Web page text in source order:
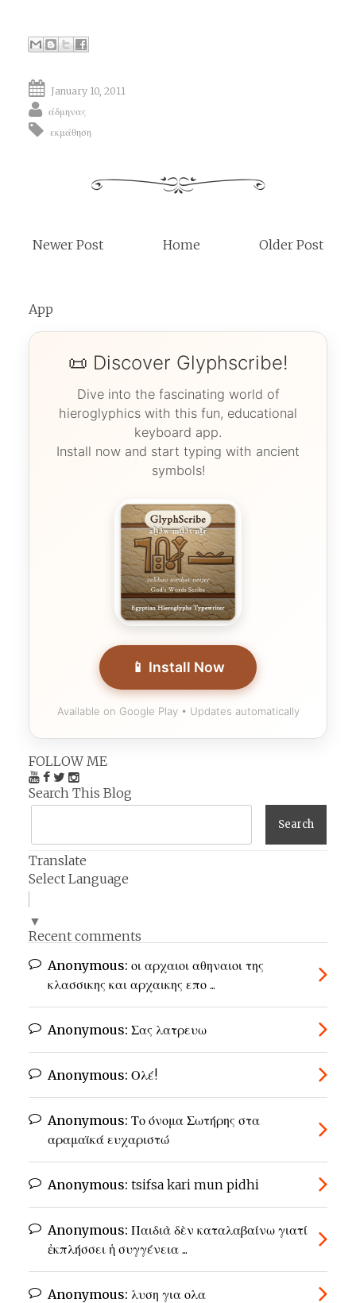
January 10, 2011
άδμηνας
εκμάθηση
Newer Post Older Post
Home
App
📜 Discover Glyphscribe!
Dive into the fascinating world of
hieroglyphics with this fun, educational
keyboard app.
Install now and start typing with ancient
symbols!
📱 Install Now
Available on Google Play • Updates automatically
FOLLOW ME
Search This Blog
Translate
Select Language
▼
Recent comments
Anonymous: οι αρχαιοι αθηναιοι της
κλασσικης και αρχαικης επο ...
Anonymous: Σας λατρευω
Anonymous: Ολέ!
Anonymous: Το όνομα Σωτήρης στα
αραμαϊκά ευχαριστώ
Anonymous: tsifsa kari mun pidhi
Anonymous: Παιδιὰ δὲν καταλαβαίνω γιατί
ἐκπλήσσει ἡ συγγένεια ...
Anonymous: λυση για ολα